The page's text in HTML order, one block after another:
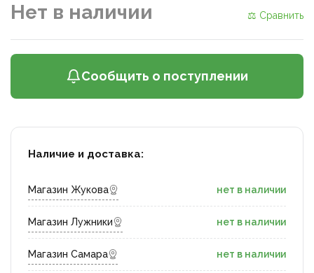
Нет в наличии ⚖ Сравнить
Сообщить о поступлении
Наличие и доставка:
Магазин Жукова нет в наличии
Магазин Лужники нет в наличии
Магазин Самара нет в наличии